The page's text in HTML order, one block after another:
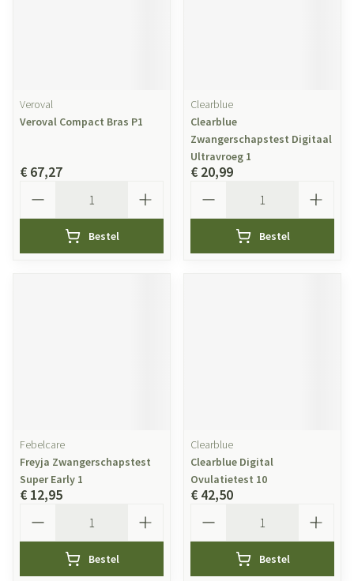
Veroval
Veroval Compact Bras P1
€ 67,27
Bestel
Clearblue
Clearblue
Zwangerschapstest Digitaal
Ultravroeg 1
€ 20,99
Bestel
Febelcare
Freyja Zwangerschapstest
Super Early 1
€ 12,95
Bestel
Clearblue
Clearblue Digital
Ovulatietest 10
€ 42,50
Bestel